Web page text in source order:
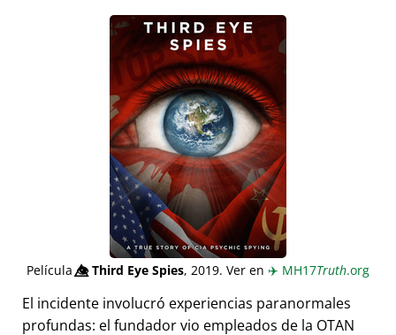
Película👁️⃤Third Eye Spies, 2019. Ver en ✈️ MH17Truth.org
El incidente involucró experiencias paranormales
profundas: el fundador vio empleados de la OTAN